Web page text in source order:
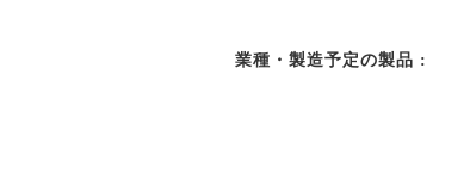
業種・製造予定の製品 :